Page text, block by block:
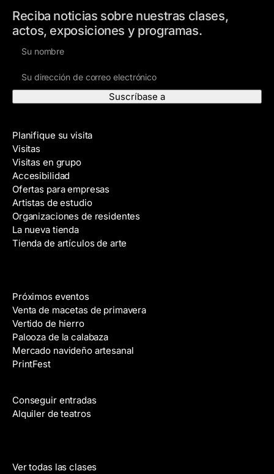
Reciba noticias sobre nuestras clases,
actos, exposiciones y programas.
c
i
ó
n
d
e
c
o
r
e
l
e
c
t
r
c
Planifique su visita
Visitas
Visitas en grupo
Accesibilidad
Ofertas para empresas
Artistas de estudio
Organizaciones de residentes
La nueva tienda
Tienda de artículos de arte
Próximos eventos
Venta de macetas de primavera
Vertido de hierro
Palooza de la calabaza
Mercado navideño artesanal
PrintFest
Conseguir entradas
Alquiler de teatros
Ver todas las clases